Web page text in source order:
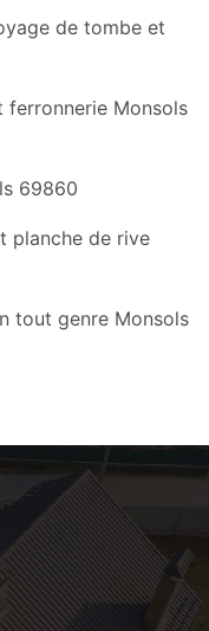
de tombe et
Monsols
69860
planche de rive
tout genre Monsols